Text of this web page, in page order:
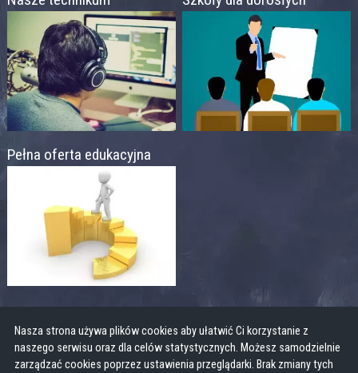
Pełna oferta edukacyjna
Nasza strona używa plików cookies aby ułatwić Ci korzystanie z
naszego serwisu oraz dla celów statystycznych. Możesz samodzielnie
zarządzać cookies poprzez ustawienia przeglądarki. Brak zmiany tych